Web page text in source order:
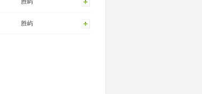
胜屿
胜屿